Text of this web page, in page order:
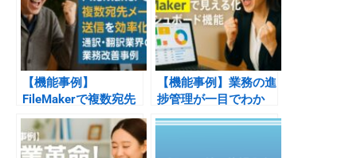
【機能事例】
FileMakerで複数宛先
メール送信を効率化！
通訳・翻訳業界の業務
改善事例
【機能事例】業務の進
捗管理が一目でわか
る！FileMakerで見え